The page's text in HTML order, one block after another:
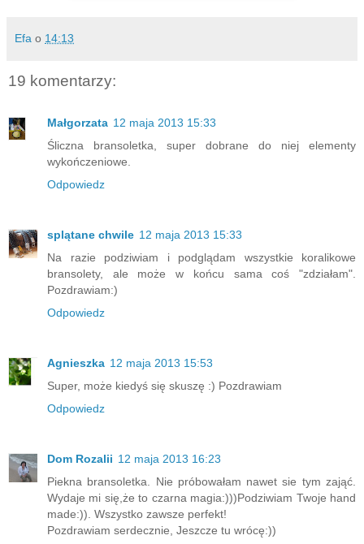
Efa o 14:13
19 komentarzy:
Małgorzata 12 maja 2013 15:33
Śliczna bransoletka, super dobrane do niej elementy
wykończeniowe.
Odpowiedz
splątane chwile 12 maja 2013 15:33
Na razie podziwiam i podglądam wszystkie koralikowe
bransolety, ale może w końcu sama coś "zdziałam".
Pozdrawiam:)
Odpowiedz
Agnieszka 12 maja 2013 15:53
Super, może kiedyś się skuszę :) Pozdrawiam
Odpowiedz
Dom Rozalii 12 maja 2013 16:23
Piekna bransoletka. Nie próbowałam nawet sie tym zająć.
Wydaje mi się,że to czarna magia:)))Podziwiam Twoje hand
made:)). Wszystko zawsze perfekt!
Pozdrawiam serdecznie, Jeszcze tu wrócę:))